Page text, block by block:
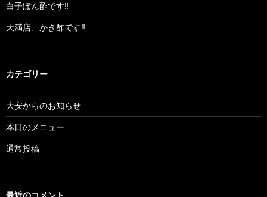
白子ぽん酢です‼︎
天満店、かき酢です‼︎
カテゴリー
大安からのお知らせ
本日のメニュー
通常投稿
最近のコメント